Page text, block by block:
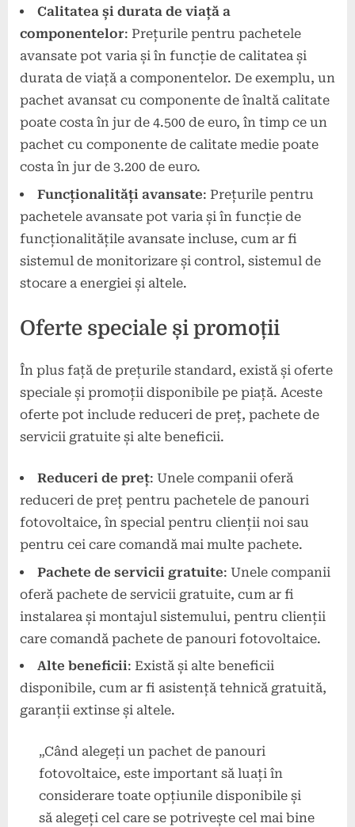
Calitatea și durata de viață a
componentelor: Prețurile pentru pachetele
avansate pot varia și în funcție de calitatea și
durata de viață a componentelor. De exemplu, un
pachet avansat cu componente de înaltă calitate
poate costa în jur de 4.500 de euro, în timp ce un
pachet cu componente de calitate medie poate
costa în jur de 3.200 de euro.
Funcționalități avansate: Prețurile pentru
pachetele avansate pot varia și în funcție de
funcționalitățile avansate incluse, cum ar fi
sistemul de monitorizare și control, sistemul de
stocare a energiei și altele.
Oferte speciale și promoții
În plus față de prețurile standard, există și oferte
speciale și promoții disponibile pe piață. Aceste
oferte pot include reduceri de preț, pachete de
servicii gratuite și alte beneficii.
Reduceri de preț: Unele companii oferă
reduceri de preț pentru pachetele de panouri
fotovoltaice, în special pentru clienții noi sau
pentru cei care comandă mai multe pachete.
Pachete de servicii gratuite: Unele companii
oferă pachete de servicii gratuite, cum ar fi
instalarea și montajul sistemului, pentru clienții
care comandă pachete de panouri fotovoltaice.
Alte beneficii: Există și alte beneficii
disponibile, cum ar fi asistență tehnică gratuită,
garanții extinse și altele.
„Când alegeți un pachet de panouri
fotovoltaice, este important să luați în
considerare toate opțiunile disponibile și
să alegeți cel care se potrivește cel mai bine